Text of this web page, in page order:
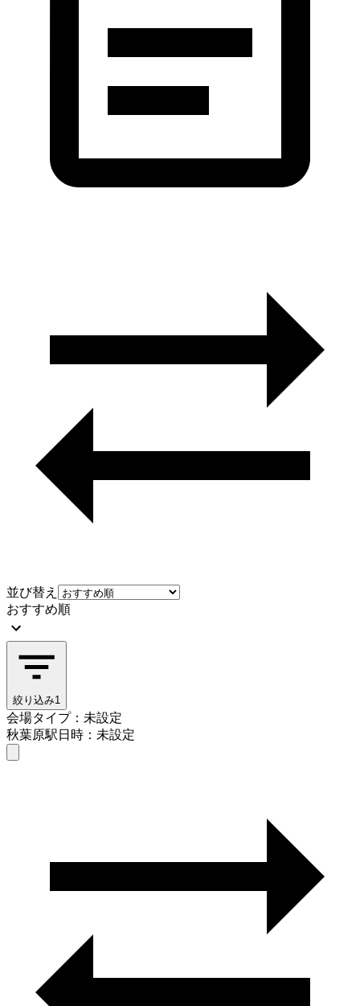
並び替え
おすすめ順
絞り込み1
会場タイプ：未設定
秋葉原駅日時：未設定